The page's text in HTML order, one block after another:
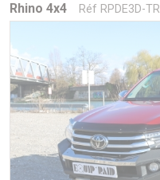
Rhino 4x4 Réf RPDE3D-TR